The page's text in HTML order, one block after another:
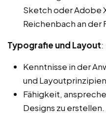
Sketch oder Adobe
Reichenbach an der
Typografie und Layout:
Kenntnisse in der
und
Fähigkeit,
Designs zu erstellen.